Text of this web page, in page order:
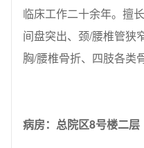
临床工作二十余年。擅
间盘突出、颈/腰椎管狭
胸/腰椎骨折、四肢各类
病房：总院区8号楼二层